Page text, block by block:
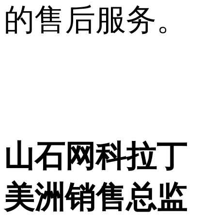
的售后服务。
山石网科拉丁
美洲销售总监